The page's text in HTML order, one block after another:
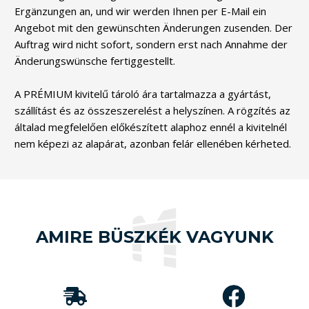
Ergänzungen an, und wir werden Ihnen per E-Mail ein
Angebot mit den gewünschten Änderungen zusenden. Der
Auftrag wird nicht sofort, sondern erst nach Annahme der
Änderungswünsche fertiggestellt.
A PRÉMIUM kivitelű tároló ára tartalmazza a gyártást,
szállítást és az összeszerelést a helyszínen. A rögzítés az
általad megfelelően előkészített alaphoz ennél a kivitelnél
nem képezi az alapárat, azonban felár ellenében kérheted.
AMIRE BÜSZKÉK VAGYUNK
A
MobilGarázsBolt.hu
már
2015
óta
szolgálja vásárlói
értékelték a
munkánkat,
közel
1000 db
eddig leadott